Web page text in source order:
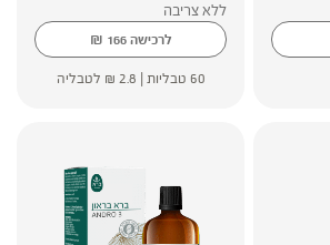
ללא צריבה
לרכישה ₪ 166
60 טבליות | ₪ 2.8 לטבליה